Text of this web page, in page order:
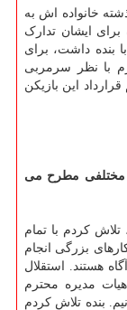
خانواده اش به
برای ایشان تدارک
بنده داشت، برای
با نظر سرمربی
این بازیکن
مختلفی مطرح می
کردم با تمام
بزرگی انجام
هستند. استقلال
مدیره محترم
بنده تلاش کردم